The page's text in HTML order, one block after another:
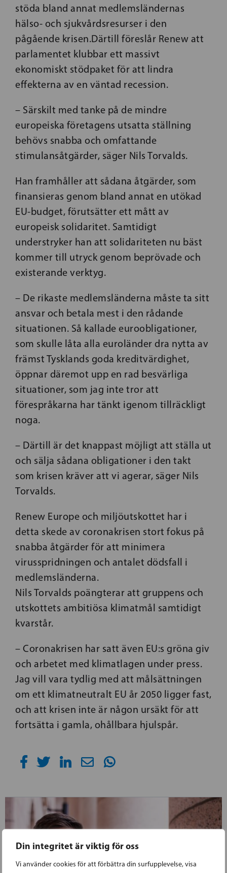
Din integritet är viktig för oss
Vi använder cookies för att förbättra din surfupplevelse, visa
stöda bland annat medlemsländernas
hälso- och sjukvårdsresurser i den
pågående krisen.Därtill föreslår Renew att
parlamentet klubbar ett massivt
ekonomiskt stödpaket för att lindra
effekterna av en väntad recession.
– Särskilt med tanke på de mindre
europeiska företagens utsatta ställning
behövs snabba och omfattande
stimulansåtgärder, säger Nils Torvalds.
Han framhåller att sådana åtgärder, som
finansieras genom bland annat en utökad
EU-budget, förutsätter ett mått av
europeisk solidaritet. Samtidigt
understryker han att solidariteten nu bäst
kommer till utryck genom beprövade och
existerande verktyg.
– De rikaste medlemsländerna måste ta sitt
ansvar och betala mest i den rådande
situationen. Så kallade euroobligationer,
som skulle låta alla euroländer dra nytta av
främst Tysklands goda kreditvärdighet,
öppnar däremot upp en rad besvärliga
situationer, som jag inte tror att
förespråkarna har tänkt igenom tillräckligt
noga.
– Därtill är det knappast möjligt att ställa ut
och sälja sådana obligationer i den takt
som krisen kräver att vi agerar, säger Nils
Torvalds.
Renew Europe och miljöutskottet har i
detta skede av coronakrisen stort fokus på
snabba åtgärder för att minimera
virusspridningen och antalet dödsfall i
medlemsländerna.
Nils Torvalds poängterar att gruppens och
utskottets ambitiösa klimatmål samtidigt
kvarstår.
– Coronakrisen har satt även EU:s gröna giv
och arbetet med klimatlagen under press.
Jag vill vara tydlig med att målsättningen
om ett klimatneutralt EU år 2050 ligger fast,
och att krisen inte är någon ursäkt för att
fortsätta i gamla, ohållbara hjulspår.